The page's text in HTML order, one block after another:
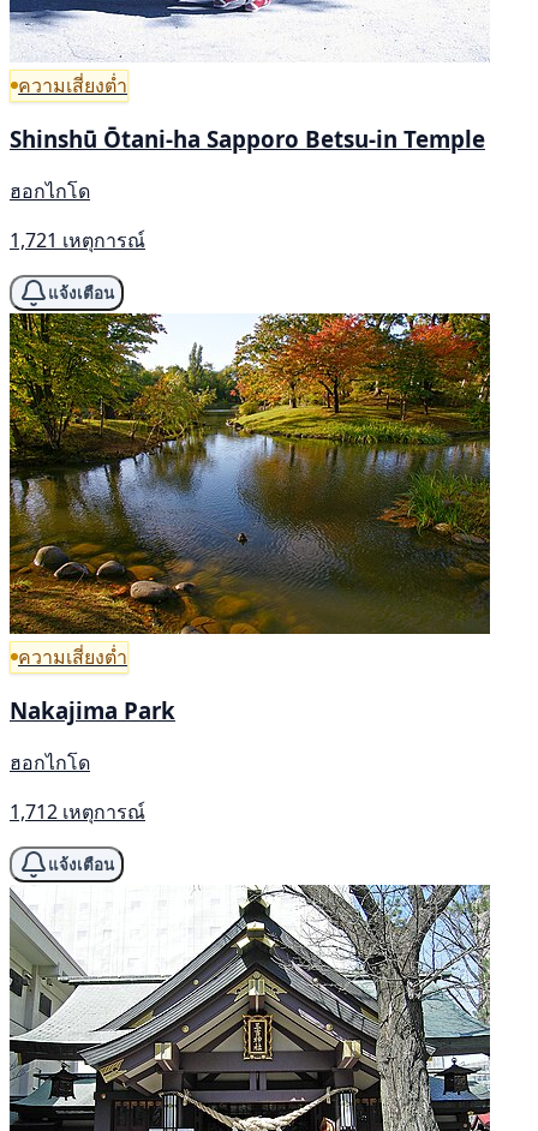
ความเสี่ยงต่ำ
Shinshū Ōtani-ha Sapporo Betsu-in Temple
ฮอกไกโด
1,721 เหตุการณ์
แจ้งเตือน
ความเสี่ยงต่ำ
Nakajima Park
ฮอกไกโด
1,712 เหตุการณ์
แจ้งเตือน